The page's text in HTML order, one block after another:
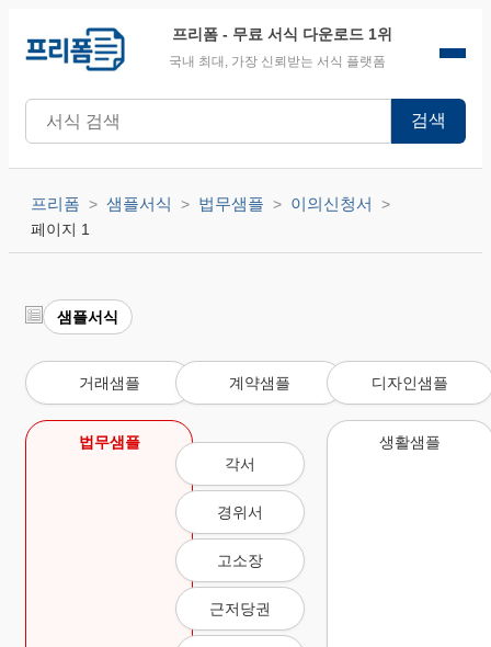
프리폼 - 무료 서식 다운로드 1위
국내 최대, 가장 신뢰받는 서식 플랫폼
검색
프리폼 샘플서식 법무샘플 이의신청서
페이지 1
샘플서식
거래샘플 계약샘플 디자인샘플
법무샘플
각서
경위서
고소장
근저당권
생활샘플